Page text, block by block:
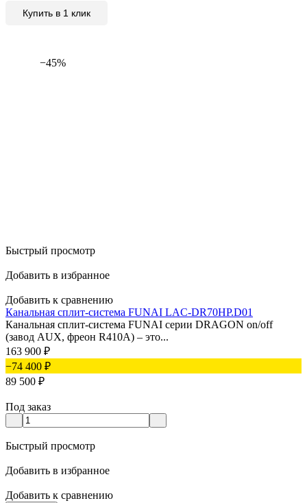
Купить в 1 клик
−45%
Быстрый просмотр
Добавить в избранное
Добавить к сравнению
Канальная сплит-система FUNAI LAC-DR70HP.D01
Канальная сплит-система FUNAI серии DRAGON on/off
(завод AUX, фреон R410А) – это...
163 900 ₽
−74 400 ₽
89 500 ₽
Под заказ
Быстрый просмотр
Добавить в избранное
Добавить к сравнению